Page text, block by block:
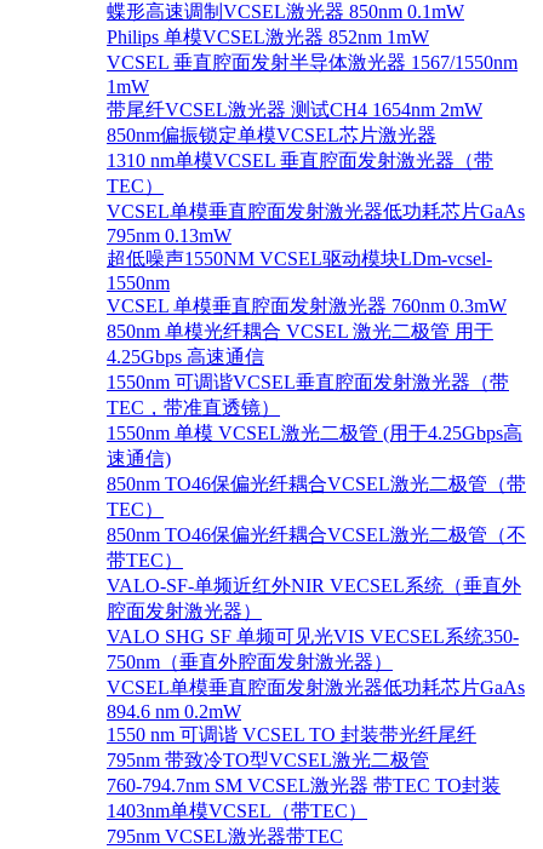
蝶形高速调制VCSEL激光器 850nm 0.1mW
Philips 单模VCSEL激光器 852nm 1mW
VCSEL 垂直腔面发射半导体激光器 1567/1550nm
1mW
带尾纤VCSEL激光器 测试CH4 1654nm 2mW
850nm偏振锁定单模VCSEL芯片激光器
1310 nm单模VCSEL 垂直腔面发射激光器（带
TEC）
VCSEL单模垂直腔面发射激光器低功耗芯片GaAs
795nm 0.13mW
超低噪声1550NM VCSEL驱动模块LDm-vcsel-
1550nm
VCSEL 单模垂直腔面发射激光器 760nm 0.3mW
850nm 单模光纤耦合 VCSEL 激光二极管 用于
4.25Gbps 高速通信
1550nm 可调谐VCSEL垂直腔面发射激光器（带
TEC，带准直透镜）
1550nm 单模 VCSEL激光二极管 (用于4.25Gbps高
速通信)
850nm TO46保偏光纤耦合VCSEL激光二极管（带
TEC）
850nm TO46保偏光纤耦合VCSEL激光二极管（不
带TEC）
VALO-SF-单频近红外NIR VECSEL系统（垂直外
腔面发射激光器）
VALO SHG SF 单频可见光VIS VECSEL系统350-
750nm（垂直外腔面发射激光器）
VCSEL单模垂直腔面发射激光器低功耗芯片GaAs
894.6 nm 0.2mW
1550 nm 可调谐 VCSEL TO 封装带光纤尾纤
795nm 带致冷TO型VCSEL激光二极管
760-794.7nm SM VCSEL激光器 带TEC TO封装
1403nm单模VCSEL（带TEC）
795nm VCSEL激光器带TEC